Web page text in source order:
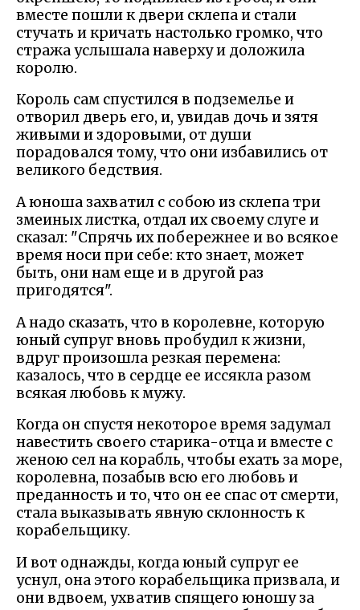
вместе пошли к двери склепа и стали
стучать и кричать настолько громко, что
стража услышала наверху и доложила
королю.
Король сам спустился в подземелье и
отворил дверь его, и, увидав дочь и зятя
живыми и здоровыми, от души
порадовался тому, что они избавились от
великого бедствия.
А юноша захватил с собою из склепа три
змеиных листка, отдал их своему слуге и
сказал: "Спрячь их побережнее и во всякое
время носи при себе: кто знает, может
быть, они нам еще и в другой раз
пригодятся".
А надо сказать, что в королевне, которую
юный супруг вновь пробудил к жизни,
вдруг произошла резкая перемена:
казалось, что в сердце ее иссякла разом
всякая любовь к мужу.
Когда он спустя некоторое время задумал
навестить своего старика-отца и вместе с
женою сел на корабль, чтобы ехать за море,
королевна, позабыв всю его любовь и
преданность и то, что он ее спас от смерти,
стала выказывать явную склонность к
корабельщику.
И вот однажды, когда юный супруг ее
уснул, она этого корабельщика призвала, и
они вдвоем, ухватив спящего юношу за